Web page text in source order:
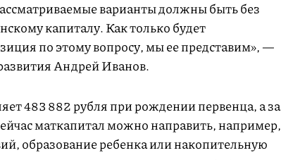
варианты должны быть без
капиталу. Как только будет
по этому вопросу, мы ее представим», —
Андрей Иванов.
483 882 рубля при рождении первенца, а за
маткапитал можно направить, например,
образование ребенка или накопительную